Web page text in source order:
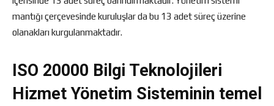
mantığı çerçevesinde kuruluşlar da bu 13 adet süreç üzerine
olanakları kurgulanmaktadır.
ISO 20000 Bilgi Teknolojileri
Hizmet Yönetim Sisteminin temel